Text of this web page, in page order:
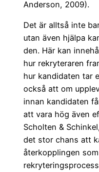
Anderson, 2009).
Det är alltså inte
utan även hjälpa
den. Här kan
hur rekryteraren
hur kandidaten tar
också att om
innan kandidaten
att vara hög även
Scholten &
det stor chans att
återkopplingen